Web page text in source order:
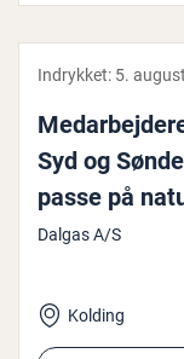
Indrykket: 5.
Syd og
passe på
Dalgas A/S
Kolding